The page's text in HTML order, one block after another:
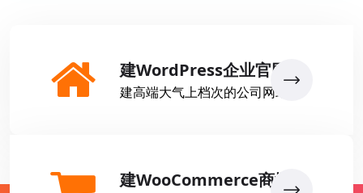
建WordPress企业官网
建高端大气上档次的公司网站
建WooCommerce商城